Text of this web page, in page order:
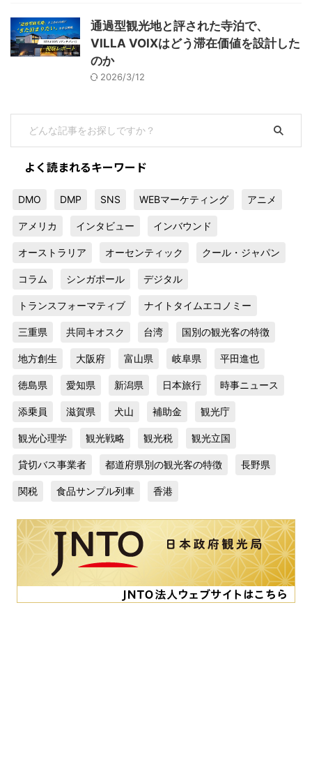
通過型観光地と評された寺泊で、
VILLA VOIXはどう滞在価値を設計した
のか
2026/3/12
よく読まれるキーワード
DMO DMP SNS WEBマーケティング アニメ
アメリカ インタビュー インバウンド
オーストラリア オーセンティック クール・ジャパン
コラム シンガポール デジタル
トランスフォーマティブ ナイトタイムエコノミー
三重県 共同キオスク 台湾 国別の観光客の特徴
地方創生 大阪府 富山県 岐阜県 平田進也
徳島県 愛知県 新潟県 日本旅行 時事ニュース
添乗員 滋賀県 犬山 補助金 観光庁
観光心理学 観光戦略 観光税 観光立国
貸切バス事業者 都道府県別の観光客の特徴 長野県
関税 食品サンプル列車 香港